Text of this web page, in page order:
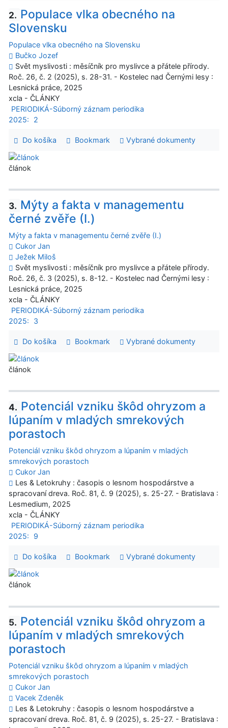
2. Populace vlka obecného na
Slovensku
Populace vlka obecného na Slovensku
Bučko Jozef
Svět myslivosti : měsíčník pro myslivce a přátele přírody.
Roč. 26, č. 2 (2025), s. 28-31. - Kostelec nad Černými lesy :
Lesnická práce, 2025
xcla - ČLÁNKY
PERIODIKÁ-Súborný záznam periodika
2025:
2
Do košíka Bookmark Vybrané dokumenty
článok
3. Mýty a fakta v managementu
černé zvěře (I.)
Mýty a fakta v managementu černé zvěře (I.)
Cukor Jan
Ježek Miloš
Svět myslivosti : měsíčník pro myslivce a přátele přírody.
Roč. 26, č. 3 (2025), s. 8-12. - Kostelec nad Černými lesy :
Lesnická práce, 2025
xcla - ČLÁNKY
PERIODIKÁ-Súborný záznam periodika
2025:
3
Do košíka Bookmark Vybrané dokumenty
článok
4. Potenciál vzniku škôd ohryzom a
lúpaním v mladých smrekových
porastoch
Potenciál vzniku škôd ohryzom a lúpaním v mladých
smrekových porastoch
Cukor Jan
Les & Letokruhy : časopis o lesnom hospodárstve a
spracovaní dreva. Roč. 81, č. 9 (2025), s. 25-27. - Bratislava :
Lesmedium, 2025
xcla - ČLÁNKY
PERIODIKÁ-Súborný záznam periodika
2025:
9
Do košíka Bookmark Vybrané dokumenty
článok
5. Potenciál vzniku škôd ohryzom a
lúpaním v mladých smrekových
porastoch
Potenciál vzniku škôd ohryzom a lúpaním v mladých
smrekových porastoch
Cukor Jan
Vacek Zdeněk
Les & Letokruhy : časopis o lesnom hospodárstve a
spracovaní dreva. Roč. 81, č. 9 (2025), s. 25-27. - Bratislava :